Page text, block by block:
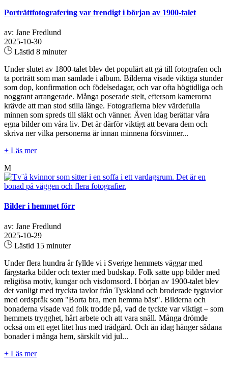
Porträttfotografering var trendigt i början av 1900-talet
av: Jane Fredlund
2025-10-30
Lästid 8 minuter
Under slutet av 1800-talet blev det populärt att gå till fotografen och
ta porträtt som man samlade i album. Bilderna visade viktiga stunder
som dop, konfirmation och födelsedagar, och var ofta högtidliga och
noggrant arrangerade. Många poserade stelt, eftersom kamerorna
krävde att man stod stilla länge. Fotografierna blev värdefulla
minnen som spreds till släkt och vänner. Även idag berättar våra
egna bilder om våra liv. Det är därför viktigt att bevara dem och
skriva ner vilka personerna är innan minnena försvinner...
+ Läs mer
M
Bilder i hemmet förr
av: Jane Fredlund
2025-10-29
Lästid 15 minuter
Under flera hundra år fyllde vi i Sverige hemmets väggar med
färgstarka bilder och texter med budskap. Folk satte upp bilder med
religiösa motiv, kungar och visdomsord. I början av 1900-talet blev
det vanligt med tryckta tavlor från Tyskland och broderade tygtavlor
med ordspråk som "Borta bra, men hemma bäst". Bilderna och
bonaderna visade vad folk trodde på, vad de tyckte var viktigt – som
hemmets trygghet, hårt arbete och att vara snäll. Många drömde
också om ett eget litet hus med trädgård. Och än idag hänger sådana
bonader i många hem, särskilt vid jul...
+ Läs mer